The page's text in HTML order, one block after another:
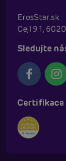
ErosStar.sk
Cejl 91,
Sledujte
Certifikace